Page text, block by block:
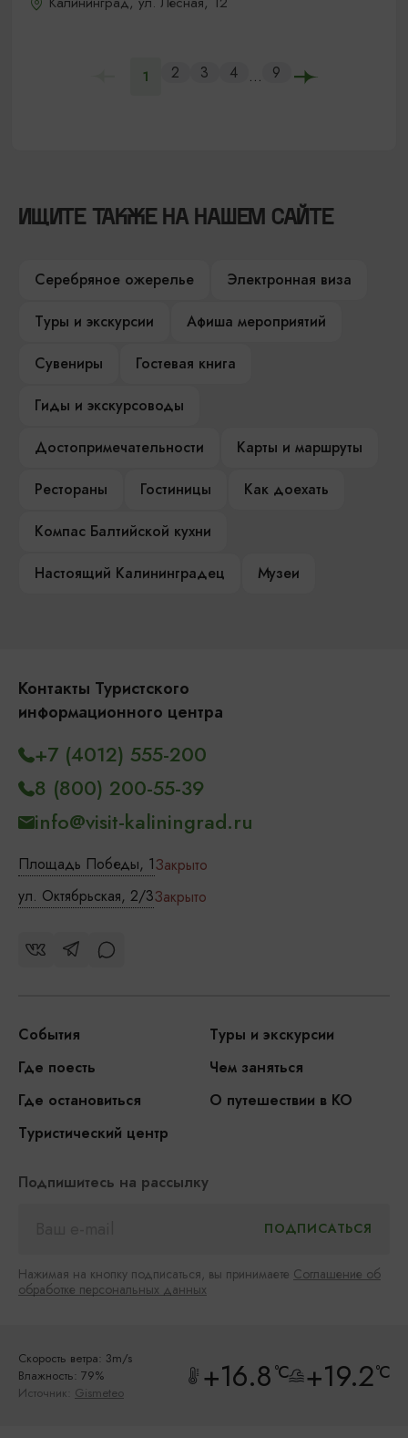
1 2 3 4 ... 9
ИЩИТЕ ТАКЖЕ НА НАШЕМ САЙТЕ
Серебряное ожерелье
Электронная виза
Туры и экскурсии
Афиша мероприятий
Сувениры
Гостевая книга
Гиды и экскурсоводы
Достопримечательности
Карты и маршруты
Рестораны
Гостиницы
Как доехать
Компас Балтийской кухни
Настоящий Калининградец
Музеи
Контакты Туристского
информационного центра
Площадь Победы, 1Закрыто
ул. Октябрьская, 2/3Закрыто
+7 (4012) 555-200
8 (800) 200-55-39
info@visit-kaliningrad.ru
События
Туры и экскурсии
Где поесть
Чем заняться
Где остановиться
О путешествии в КО
Туристический центр
Подпишитесь на рассылку
Нажимая на кнопку подписаться, вы принимаете Соглашение об
обработке персональных данных
Скорость ветра: 3m/s
Влажность: 79%
Источник: Gismeteo +16.8°C +19.2°C